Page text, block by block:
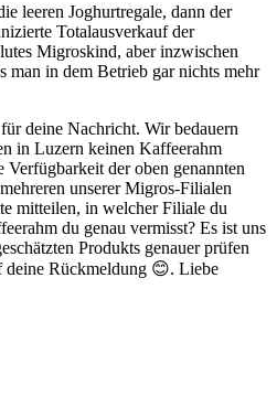
leeren Joghurtregale, dann der
Totalausverkauf der
Migroskind, aber inzwischen
man in dem Betrieb gar nichts mehr
deine Nachricht. Wir bedauern
in Luzern keinen Kaffeerahm
der oben genannten
unserer Migros-Filialen
mitteilen, in welcher Filiale du
du genau vermisst? Es ist uns
Produkts genauer prüfen
deine Rückmeldung 😊. Liebe